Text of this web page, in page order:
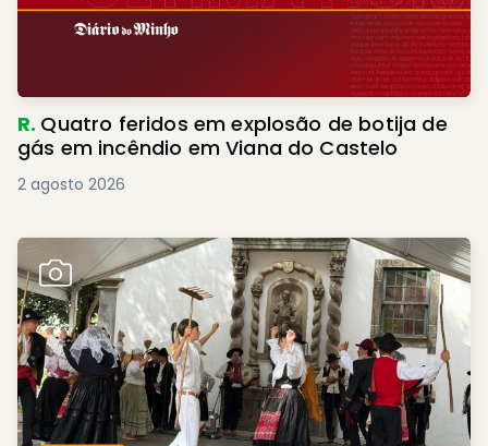
R. Quatro feridos em explosão de botija de
gás em incêndio em Viana do Castelo
2 agosto 2026